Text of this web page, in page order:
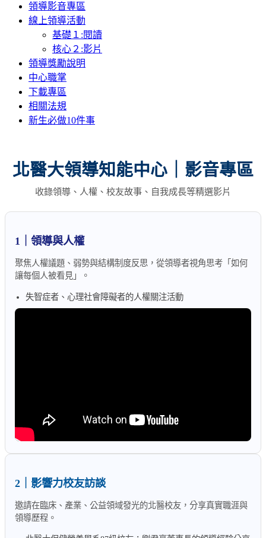
領導影音專區
線上領導活動
基礎１:閱讀
核心２:影片
領導獎勵說明
中心職掌
下載專區
相關法規
新生必做10件事
北醫大領導知能中心｜影音專區
收錄領導、人權、校友故事、自我成長等精選影片
1｜領導與人權
聚焦人權議題、弱勢與結構制度反思，從領導者視角思考「如何
讓每個人被看見」。
失智症者、心理社會障礙者的人權關注活動
2｜影響力校友訪談
邀請在臨床、產業、公益領域發光的北醫校友，分享真實職涯與
領導歷程。